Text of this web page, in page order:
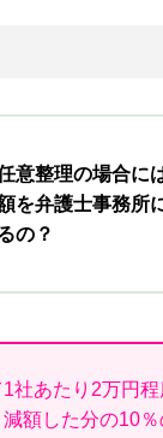
意整理の場合に
を弁護士事務所
の？
社あたり2万円程
額した分の10